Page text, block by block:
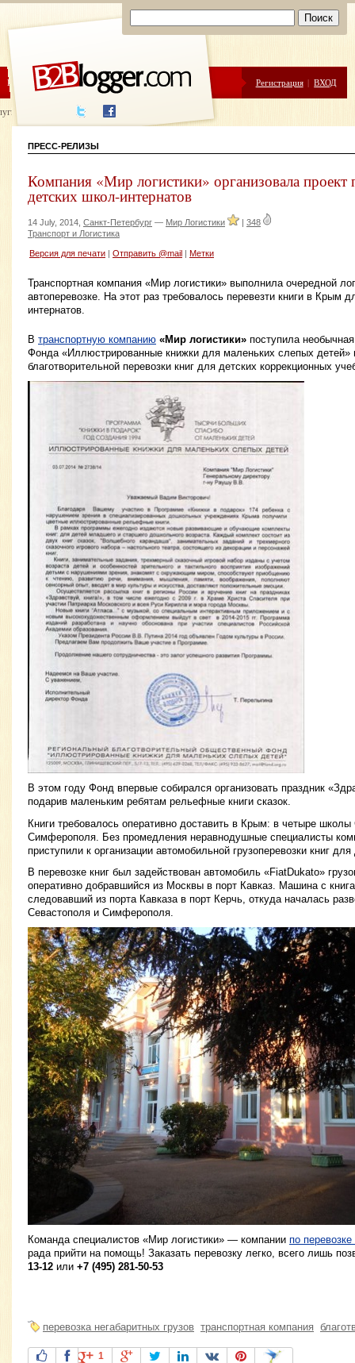
ЦЕНЫ ПОМОЩЬ Регистрация | ВХОД
написания
ПРЕСС-РЕЛИЗЫ
Компания «Мир логистики» организовала проект
детских школ-интернатов
14 July, 2014, Санкт-Петербург — Мир Логистики | 348
Транспорт и Логистика
Версия для печати Отправить @mail Метки
Транспортная компания «Мир логистики» выполнила очередной
автоперевозке. На этот раз требовалось перевезти книги в Крым
интернатов.
В транспортную компанию «Мир логистики» поступила
Фонда «Иллюстрированные книжки для маленьких слепых детей»
благотворительной перевозки книг для детских коррекционных
В этом году Фонд впервые собирался организовать праздник
подарив маленьким ребятам рельефные книги сказок.
Книги требовалось оперативно доставить в Крым: в четыре
Симферополя. Без промедления неравнодушные специалисты
приступили к организации автомобильной грузоперевозки книг для
В перевозке книг был задействован автомобиль «FiatDukato»
оперативно добравшийся из Москвы в порт Кавказ. Машина с
следовавший из порта Кавказа в порт Керчь, откуда началась
Севастополя и Симферополя.
Команда специалистов «Мир логистики» — компании по перевозке
рада прийти на помощь! Заказать перевозку легко, всего лишь
13-12 или +7 (495) 281-50-53
перевозка негабаритных грузов транспортная компания
1